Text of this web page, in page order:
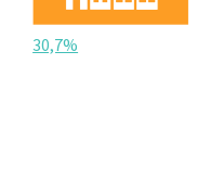
30,7%